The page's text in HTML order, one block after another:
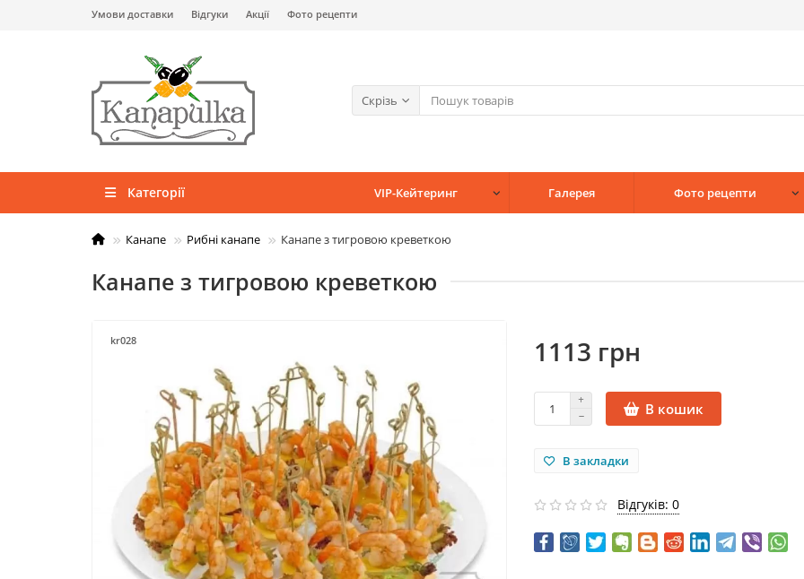
Умови доставки Відгуки Акції Фото рецепти
Скрізь
Категорії VIP-Кейтеринг Галерея Фото рецепти
Канапе Рибні канапе Канапе з тигровою креветкою
Канапе з тигровою креветкою
kr028 1113 грн
В кошик
В закладки
Відгуків: 0